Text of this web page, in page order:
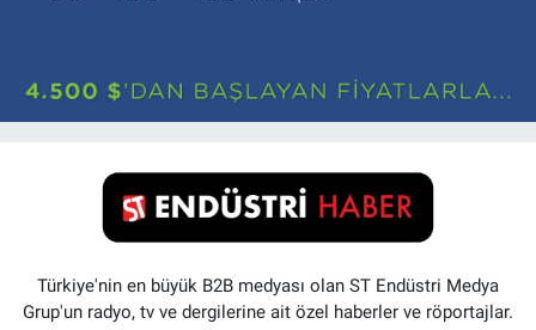
Türkiye'nin en büyük B2B medyası olan ST Endüstri Medya
Grup'un radyo, tv ve dergilerine ait özel haberler ve röportajlar.